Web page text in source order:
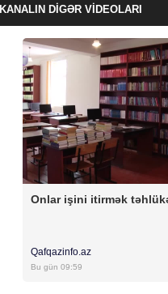
KANALIN DIGƏR VIDEOLARI
Onlar işini itirmək
Qafqazinfo.az
Bu gün 09:59